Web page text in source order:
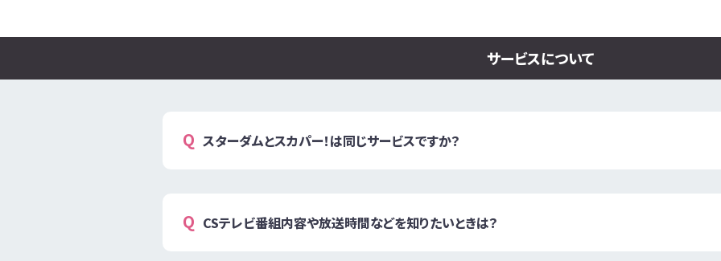
サービスについて
スターダムとスカパー！は同じサービスですか？
CSテレビ番組内容や放送時間などを知りたいときは？